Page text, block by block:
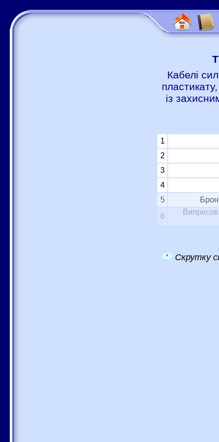
Кабелі
із
1
2
3
4
5
6
* Скрутку